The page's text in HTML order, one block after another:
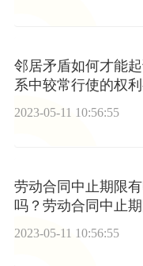
邻居矛盾如何才能
系中较常行使的权
2023-05-11 10:56:55
劳动合同中止期限
吗？劳动合同中止
2023-05-11 10:56:55